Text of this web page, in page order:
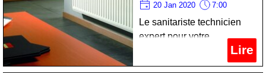
20 Jan 2020 7:00
Le sanitariste technicien
expert pour votre
dépannage chauffe-eau de
la marque ariston dans
Lire